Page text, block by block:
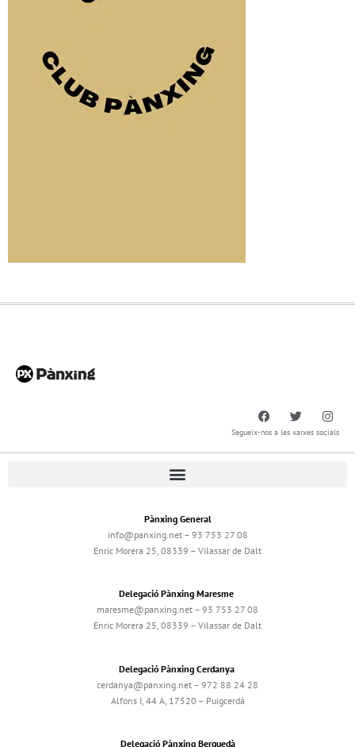
Segueix-nos a les xarxes socials
Pànxing General
info@panxing.net – 93 753 27 08
Enric Morera 25, 08339 – Vilassar de Dalt
Delegació Pànxing Maresme
maresme@panxing.net – 93 753 27 08
Enric Morera 25, 08339 – Vilassar de Dalt
Delegació Pànxing Cerdanya
cerdanya@panxing.net – 972 88 24 28
Alfons I, 44 A, 17520 – Puigcerdà
Delegació Pànxing Berguedà